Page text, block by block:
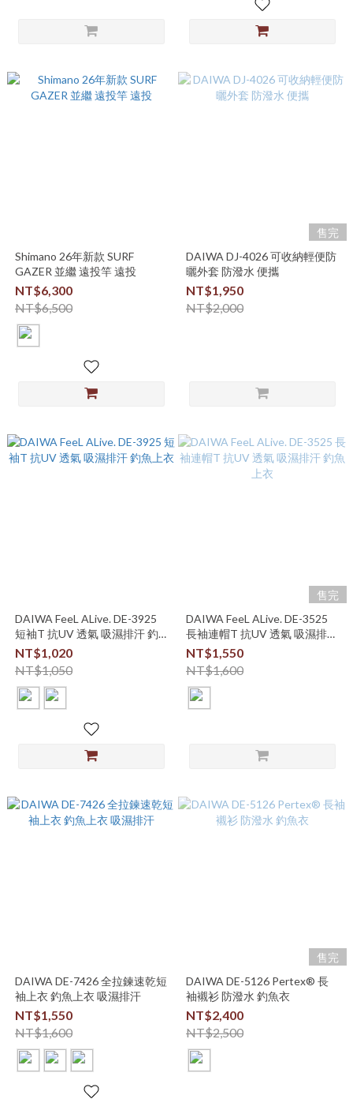
Shimano 26年新款 SURF
GAZER 並繼 遠投竿 遠投
NT$6,300
NT$6,500
售完
DAIWA DJ-4026 可收納輕便防
曬外套 防潑水 便攜
NT$1,950
NT$2,000
DAIWA FeeL ALive. DE-3925
短袖T 抗UV 透氣 吸濕排汗 釣
魚上衣
NT$1,020
NT$1,050
售完
DAIWA FeeL ALive. DE-3525
長袖連帽T 抗UV 透氣 吸濕排汗
釣魚上衣
NT$1,550
NT$1,600
DAIWA DE-7426 全拉鍊速乾短
袖上衣 釣魚上衣 吸濕排汗
NT$1,550
NT$1,600
售完
DAIWA DE-5126 Pertex® 長
袖襯衫 防潑水 釣魚衣
NT$2,400
NT$2,500